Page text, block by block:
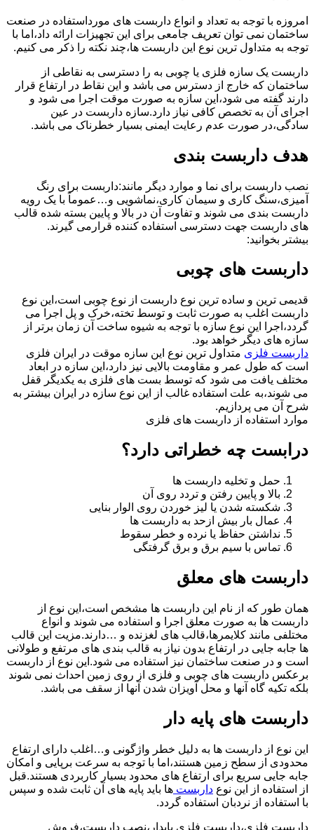
امروزه با توجه به تعداد و انواع داربست های مورداستفاده در صنعت
ساختمان نمی توان تعریف جامعی برای این تجهیزات ارائه داد،اما با
توجه به متداول ترین نوع این داربست ها،چند نکته را ذکر می کنیم.
داربست یک سازه فلزی یا چوبی به را دسترسی به نقاطی از
ساختمان که خارج از دسترس می باشد و این نقاط در ارتفاع قرار
دارند گفته می شود،این سازه به صورت موقت اجرا می شود و
اجرای آن به تخصص کافی نیاز دارد.سازه داربست در عین
سادگی،در صورت عدم رعایت ایمنی بسیار خطرناک می باشد.
هدف داربست بندی
نصب داربست برای نما و موارد دیگر مانند:داربست برای رنگ
آمیزی،سنگ کاری و سیمان کاری،نماشویی و…عموماً با یک رویه
داربست بندی می شوند و تفاوت آن در بالا و پایین بسته شده قالب
های داربست جهت دسترسی استفاده کننده قرارمی گیرند.
بیشتر بخوانید:
داربست های چوبی
قدیمی ترین و ساده ترین نوع داربست از نوع چوبی است،این نوع
داربست اغلب به صورت ثابت و توسط تخته،خرک و پل اجرا می
گردد،اجرا این نوع سازه با توجه به شیوه ساخت آن زمان برتر از
سازه های دیگر خواهد بود.
داربست فلزی متداول ترین نوع این سازه موقت در ایران فلزی
است که طول عمر و مقاومت بالایی نیز دارد،این سازه در ابعاد
مختلف یافت می شود که توسط بست های فلزی به یکدیگر قفل
می شوند،به علت استفاده غالب از این نوع سازه در ایران بیشتر به
شرح آن می پردازیم.
موارد استفاده از داربست های فلزی
درابست چه خطراتی دارد؟
حمل و تخلیه داربست ها
بالا و پایین رفتن و تردد روی آن
شکسته شدن یا لیز خوردن روی الوار بنایی
عمال بار بیش ازحد به داربست ها
نداشتن حفاظ یا نرده و خطر سقوط
تماس با سیم برق و برق گرفتگی
داربست های معلق
همان طور که از نام این داربست ها مشخص است،این نوع از
داربست ها به صورت معلق اجرا و استفاده می شوند و انواع
مختلفی مانند کلایمرها،قالب های لغزنده و …دارند.مزیت این قالب
ها جابه جایی در ارتفاع بدون نیاز به قالب بندی های مرتفع و طولانی
است و در صنعت ساختمان نیز استفاده می شود.این نوع از داربست
برعکس داربست های چوبی و فلزی از روی زمین احداث نمی شوند
بلکه تکیه گاه آنها و محل آویزان شدن آنها از سقف می باشد.
داربست های پایه دار
این نوع از داربست ها به دلیل خطر واژگونی و…اغلب دارای ارتفاع
محدودی از سطح زمین هستند،اما با توجه به سرعت برپایی و امکان
جابه جایی سریع برای ارتفاع های محدود بسیار کاربردی هستند.قبل
از استفاده از این نوع داربست ها باید پایه های آن ثابت شده و سپس
با استفاده از نردبان استفاده گردد.
داربست فلزی،داربست فلزی پایدار،نصب داربست،فروش